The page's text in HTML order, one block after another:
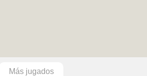
Más jugados